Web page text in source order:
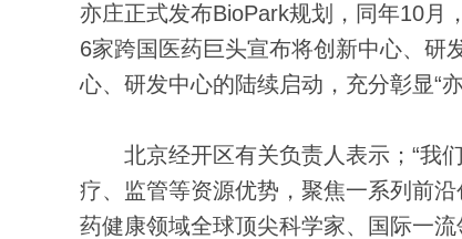
亦庄正式发布BioPark规划，同年10月
6家跨国医药巨头宣布将创新中心、研
心、研发中心的陆续启动，充分彰显“亦
北京经开区有关负责人表示；“我们
疗、监管等资源优势，聚焦一系列前
药健康领域全球顶尖科学家、国际一